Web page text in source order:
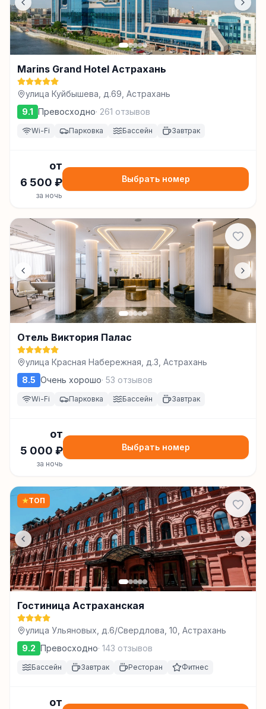
Marins Grand Hotel Астрахань
улица Куйбышева, д.69, Астрахань
9.1 Превосходно· 261 отзывов
Wi-Fi Парковка Бассейн Завтрак
от
6 500 ₽
за ночь
Выбрать номер
Отель Виктория Палас
улица Красная Набережная, д.3, Астрахань
8.5 Очень хорошо· 53 отзывов
Wi-Fi Парковка Бассейн Завтрак
от
5 000 ₽
за ночь
Выбрать номер
★ТОП
Гостиница Астраханская
улица Ульяновых, д.6/Свердлова, 10, Астрахань
9.2 Превосходно· 143 отзывов
Бассейн Завтрак Ресторан Фитнес
от